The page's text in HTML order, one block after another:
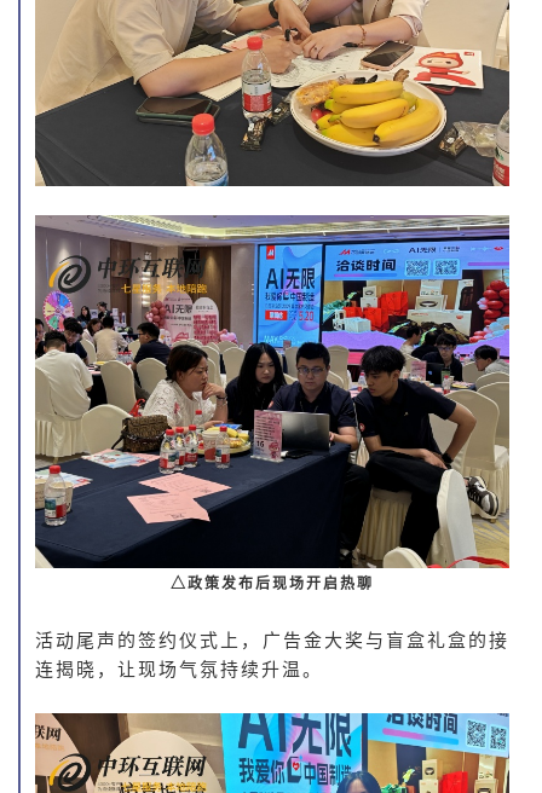
△政策发布后现场开启热聊
活动尾声的签约仪式上，广告金大奖与盲盒礼盒的接
连揭晓，让现场气氛持续升温。